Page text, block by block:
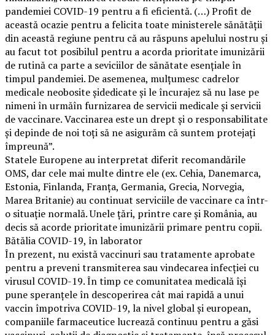
pandemiei COVID-19 pentru a fi eficientă. (…) Profit de
această ocazie pentru a felicita toate ministerele sănătății
din această regiune pentru că au răspuns apelului nostru și
au facut tot posibilul pentru a acorda prioritate imunizării
de rutină ca parte a seviciilor de sănătate esențiale în
timpul pandemiei. De asemenea, mulțumesc cadrelor
medicale neobosite șidedicate și le încurajez să nu lase pe
nimeni în urmăîn furnizarea de servicii medicale și servicii
de vaccinare. Vaccinarea este un drept și o responsabilitate
și depinde de noi toți să ne asigurăm că suntem protejați
împreună”.
Statele Europene au interpretat diferit recomandările
OMS, dar cele mai multe dintre ele (ex. Cehia, Danemarca,
Estonia, Finlanda, Franța, Germania, Grecia, Norvegia,
Marea Britanie) au continuat serviciile de vaccinare ca într-
o situație normală. Unele țări, printre care și România, au
decis să acorde prioritate imunizării primare pentru copii.
Bătălia COVID-19, în laborator
În prezent, nu există vaccinuri sau tratamente aprobate
pentru a preveni transmiterea sau vindecarea infecției cu
virusul COVID-19. În timp ce comunitatea medicală își
pune speranțele în descoperirea cât mai rapidă a unui
vaccin împotriva COVID-19, la nivel global și european,
companiile farmaceutice lucrează continuu pentru a găsi